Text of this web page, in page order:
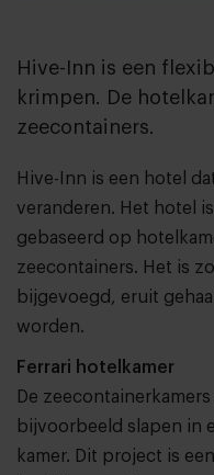
Hive-Inn is een
krimpen. De
zeecontainers.
Hive-Inn is een hotel
veranderen. Het hotel
gebaseerd op
zeecontainers. Het is
bijgevoegd, eruit
worden.
Ferrari hotelkamer
De
bijvoorbeeld slapen in
kamer. Dit project is